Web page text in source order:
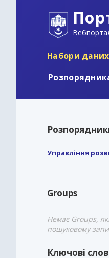
Набори даних
Управління
Groups
Немає Groups,
пошуковому
Ключові